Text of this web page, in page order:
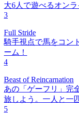
大6人で遊べるオン
3
Full Stride
騎手視点で馬をコン
ーム！
4
Beast of Reincarnation
あの「ゲーフリ」完
旅しよう。一人と一
5